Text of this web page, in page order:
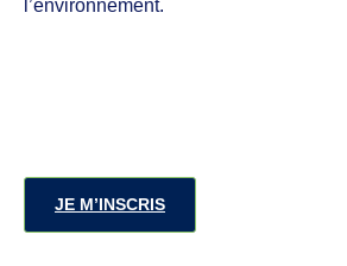
l’environnement.
JE M’INSCRIS